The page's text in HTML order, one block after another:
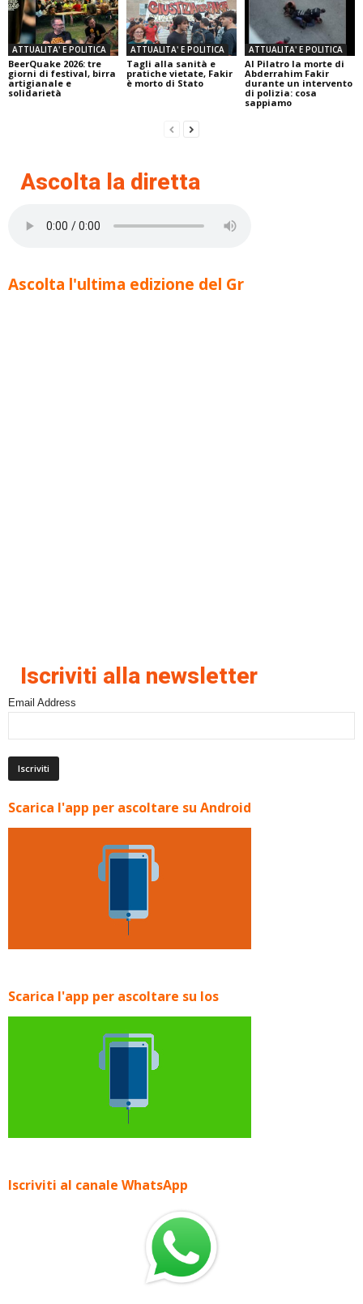
ATTUALITA' E POLITICA
BeerQuake 2026: tre
giorni di festival, birra
artigianale e
solidarietà
ATTUALITA' E POLITICA
Tagli alla sanità e
pratiche vietate, Fakir
è morto di Stato
ATTUALITA' E POLITICA
Al Pilatro la morte di
Abderrahim Fakir
durante un intervento
di polizia: cosa
sappiamo
Ascolta la diretta
Ascolta l'ultima edizione del Gr
Iscriviti alla newsletter
Email Address
Scarica l'app per ascoltare su Android
Scarica l'app per ascoltare su Ios
Iscriviti al canale WhatsApp